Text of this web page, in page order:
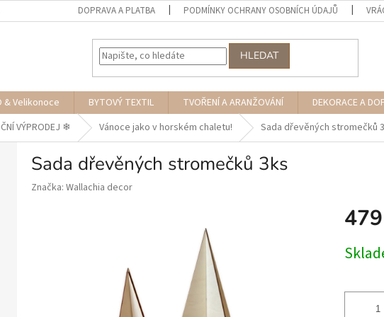
DOPRAVA A PLATBA PODMÍNKY OCHRANY OSOBNÍCH ÚDAJŮ
HLEDAT
& Velikonoce BYTOVÝ TEXTIL TVOŘENÍ A ARANŽOVÁNÍ DEKORACE A
VÝPRODEJ ❄︎︎ Vánoce jako v horském chaletu! Sada dřevěných stromečků
Sada dřevěných stromečků 3ks
Značka: Wallachia decor
cena: